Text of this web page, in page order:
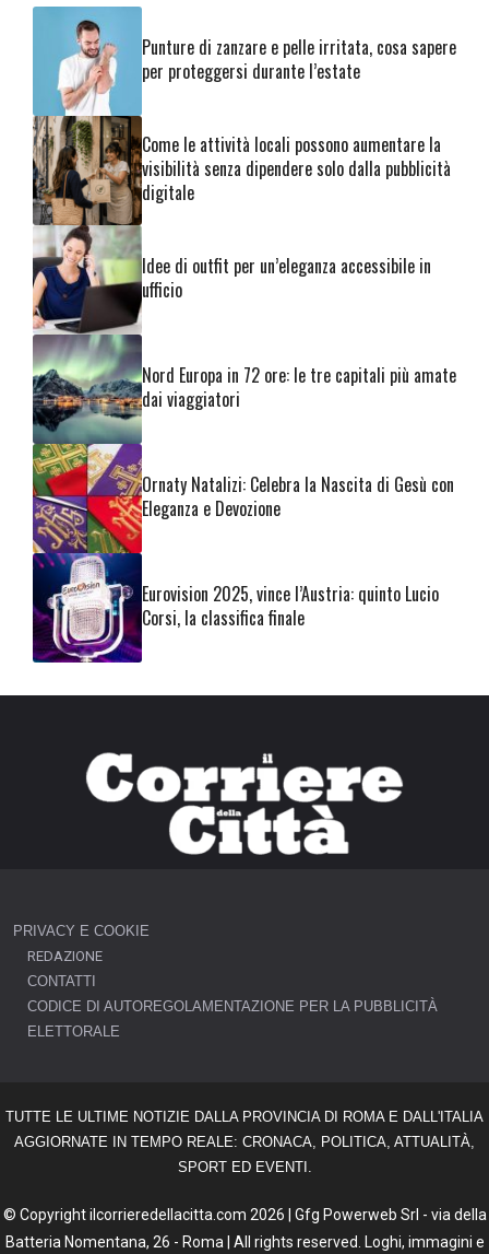
Punture di zanzare e pelle irritata, cosa sapere
per proteggersi durante l’estate
Come le attività locali possono aumentare la
visibilità senza dipendere solo dalla pubblicità
digitale
Idee di outfit per un’eleganza accessibile in
ufficio
Nord Europa in 72 ore: le tre capitali più amate
dai viaggiatori
Ornaty Natalizi: Celebra la Nascita di Gesù con
Eleganza e Devozione
Eurovision 2025, vince l’Austria: quinto Lucio
Corsi, la classifica finale
PRIVACY E COOKIE
REDAZIONE
CONTATTI
CODICE DI AUTOREGOLAMENTAZIONE PER LA PUBBLICITÀ
ELETTORALE
TUTTE LE ULTIME NOTIZIE DALLA PROVINCIA DI ROMA E DALL'ITALIA
AGGIORNATE IN TEMPO REALE: CRONACA, POLITICA, ATTUALITÀ,
SPORT ED EVENTI.
© Copyright ilcorrieredellacitta.com 2026 | Gfg Powerweb Srl - via della
Batteria Nomentana, 26 - Roma | All rights reserved. Loghi, immagini e